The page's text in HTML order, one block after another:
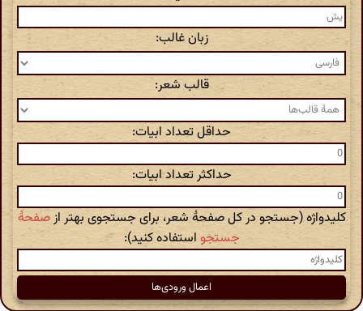
زبان غالب:
قالب شعر:
حداقل تعداد ابیات:
حداکثر تعداد ابیات:
کلیدواژه (جستجو در کل صفحهٔ شعر، برای جستجوی بهتر ازصفحهٔ
جستجو استفاده کنید):